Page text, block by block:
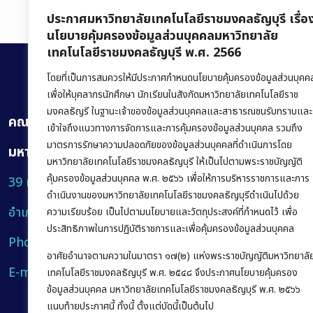
ประกาศมหาวิทยาลัยเทคโนโลยีราชมงคลธัญบุรี เรื่อ
นโยบายคุ้มครองข้อมูลส่วนบุคคลมหาวิทยาลัย
เทคโนโลยีราชมงคลธัญบุรี พ.ศ. 2566
โดยที่เป็นการสมควรให้มีประกาศกำหนดนโยบายคุ้มครองข้อมูลส่วนบุคค
เพื่อให้บุคลากรนักศึกษา นักเรียนในสังกัดมหาวิทยาลัยเทคโนโลยีราช
มงคลธัญรี ในฐานะเจ้าของข้อมูลส่วนบุคคลและสาธารณชนรับทราบและ
เข้าใจถึงแนวทางการจัดการและการคุ้มครองข้อมูลส่วนบุคคล รวมถึง
มาตรการรักษาความปลอดภัยของข้อมูลส่วนบุคคลที่ดำเนินการโดย
มหาวิทยาลัยเทคโนโลยีราชมงคลธัญบุรี ให้เป็นไปตามพระราชบัญญัติ
คุ้มครองข้อมูลส่วนบุคคล พ.ศ. ๒๕๖๖ เพื่อให้การบริหารราชการและการ
ดำเนินงานของมหาวิทยาลัยเทคโนโลยีราชมงคลธัญบุรีดำเนินไปด้วย
ความเรียบร้อย เป็นไปตามนโยบายและวัตถุประสงค์ที่กำหนดไว้ เพื่อ
ประสิทธิภาพในการปฏิบัติราชการและเพื่อคุ้มครองข้อมูลส่วนบุคคล
อาศัยอำนาจตามความในมาตรา ๑๗(๒) แห่งพระราชบัญญัติมหาวิทยาลั
เทคโนโลยีราชมงคลธัญบุรี พ.ศ. ๒๕๔๘ จึงประกาศนโยบายคุ้มครอง
ข้อมูลส่วนบุคคล มหาวิทยาลัยเทคโนโลยีราชมงคลธัญบุรี พ.ศ. ๒๕๖๖
แนบท้ายประกาศนี้ ทั้งนี้ ตั้งแต่บัดนี้เป็นต้นไป
คณะบริหารธุรกิจ
มหาวิทยาลัยเทคโนโลยีราชมงคลธัญบุรี
39 หมู่ 1 ถนนรังสิต-นครนายก ตำบลคลองหก
อำเภอคลองหลวง จังหวัดปทุมธานี 12120
Phone:
E-mail:bus@rmutt.ac.th